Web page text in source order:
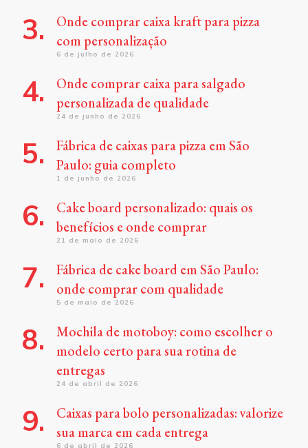
Onde comprar caixa kraft para pizza
com personalização
6 de julho de 2026
Onde comprar caixa para salgado
personalizada de qualidade
24 de junho de 2026
Fábrica de caixas para pizza em São
Paulo: guia completo
1 de junho de 2026
Cake board personalizado: quais os
benefícios e onde comprar
21 de maio de 2026
Fábrica de cake board em São Paulo:
onde comprar com qualidade
5 de maio de 2026
Mochila de motoboy: como escolher o
modelo certo para sua rotina de
entregas
24 de abril de 2026
Caixas para bolo personalizadas: valorize
sua marca em cada entrega
6 de abril de 2026